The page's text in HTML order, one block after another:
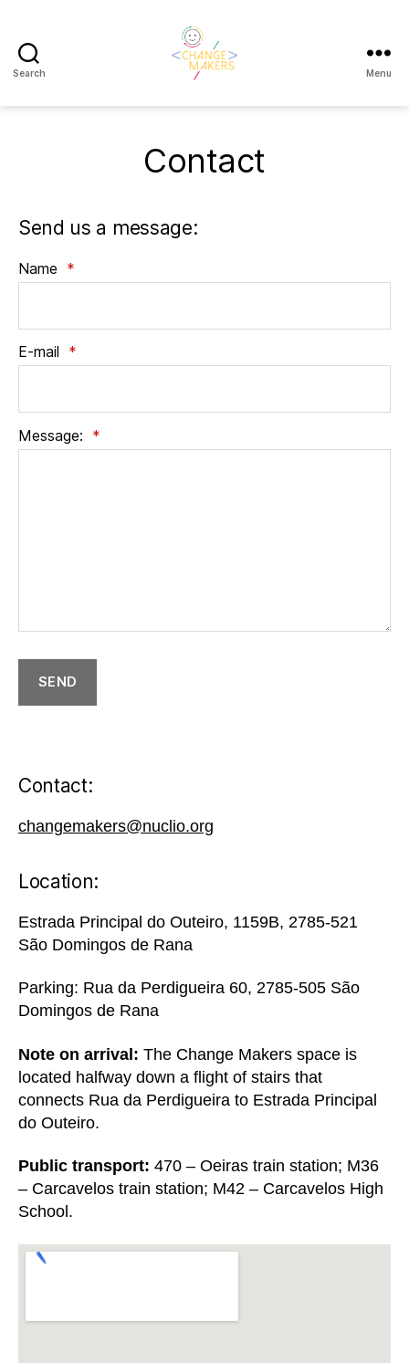
Search
Makers
Menu
Contact
Send us a message:
Name *
E-mail *
Message: *
SEND
Contact:
changemakers@nuclio.org
Location:
Estrada Principal do Outeiro, 1159B, 2785-521
São Domingos de Rana
Parking: Rua da Perdigueira 60, 2785-505 São
Domingos de Rana
Note on arrival: The Change Makers space is
located halfway down a flight of stairs that
connects Rua da Perdigueira to Estrada Principal
do Outeiro.
Public transport: 470 – Oeiras train station; M36
– Carcavelos train station; M42 – Carcavelos High
School.